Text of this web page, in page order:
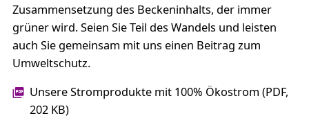
Zusammensetzung des Beckeninhalts, der immer
grüner wird. Seien Sie Teil des Wandels und leisten
auch Sie gemeinsam mit uns einen Beitrag zum
Umweltschutz.
Unsere Stromprodukte mit 100% Ökostrom (PDF,
202 KB)